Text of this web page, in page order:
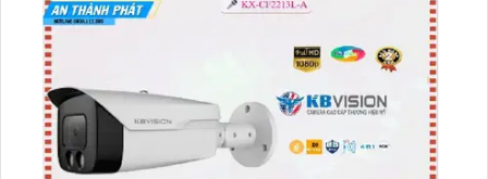
năng thu âm trong phạm vi 3m, giúp bạn ghi lại âm
thanh trong quá trình giám sát. Đặc biệt, camera có
khả năng giám sát ban đêm với màu sắc đầy đủ như
ban ngày nhờ công nghệ Full Color 40m. Bạn có thể
chắc chắn rằng camera sẽ cung cấp hình ảnh chất
lượng tốt mọi lúc, cả ban ngày lẫn ban đêm.